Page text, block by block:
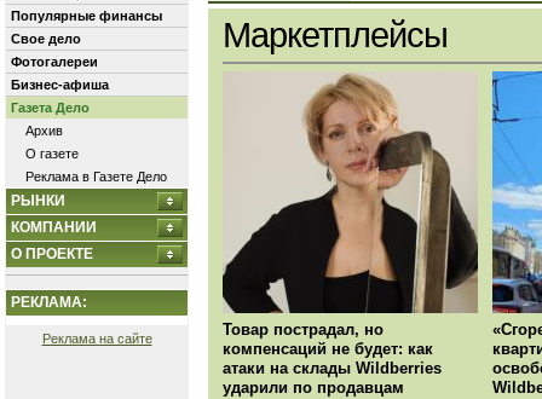
Популярные финансы
Свое дело
Фотогалереи
Бизнес-афиша
Газета Дело
Архив
О газете
Реклама в Газете Дело
РЫНКИ
КОМПАНИИ
О ПРОЕКТЕ
РЕКЛАМА:
Реклама на сайте
Маркетплейсы
Товар пострадал, но
компенсаций не будет: как
атаки на склады Wildberries
ударили по продавцам